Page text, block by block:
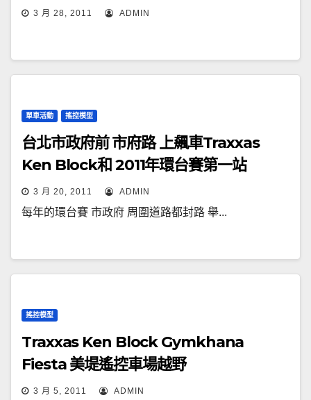
3 月 28, 2011 ADMIN
單車活動 搖控模型
台北市政府前 市府路 上飆車Traxxas
Ken Block和 2011年環台賽第一站
3 月 20, 2011 ADMIN
每年的環台賽 市政府 周圍道路都封路 舉...
搖控模型
Traxxas Ken Block Gymkhana
Fiesta 美堤遙控車場越野
3 月 5, 2011 ADMIN